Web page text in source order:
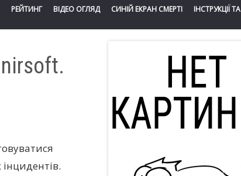
РЕЙТИНГ ВІДЕО ОГЛЯД СИНІЙ ЕКРАН СМЕРТІ
ІНСТРУКЦІЇ ТА